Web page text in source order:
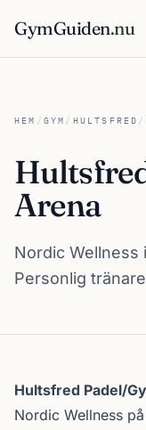
GymGuiden.nu
HEM / GYM / HULTSFRED /
Arena
Nordic Wellness
Personlig
Om Hultsfred
Hultsfred Padel/
Nordic Wellness